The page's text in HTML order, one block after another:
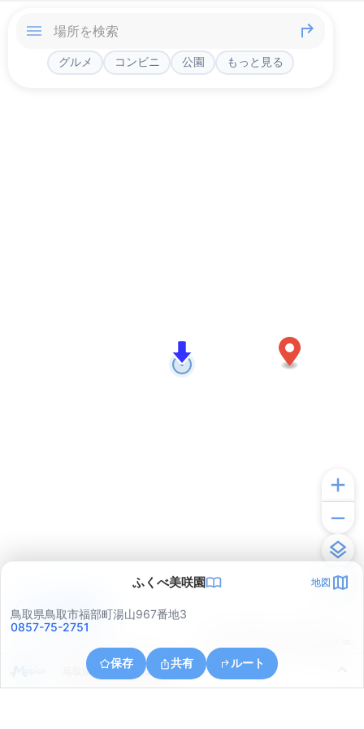
グルメ コンビニ 公園 もっと見る
ふくべ美咲園 地図
鳥取県鳥取市福部町湯山967番地3
0857-75-2751
保存 共有 ルート
鳥取県鳥取市福部町湯山
アプリで見る